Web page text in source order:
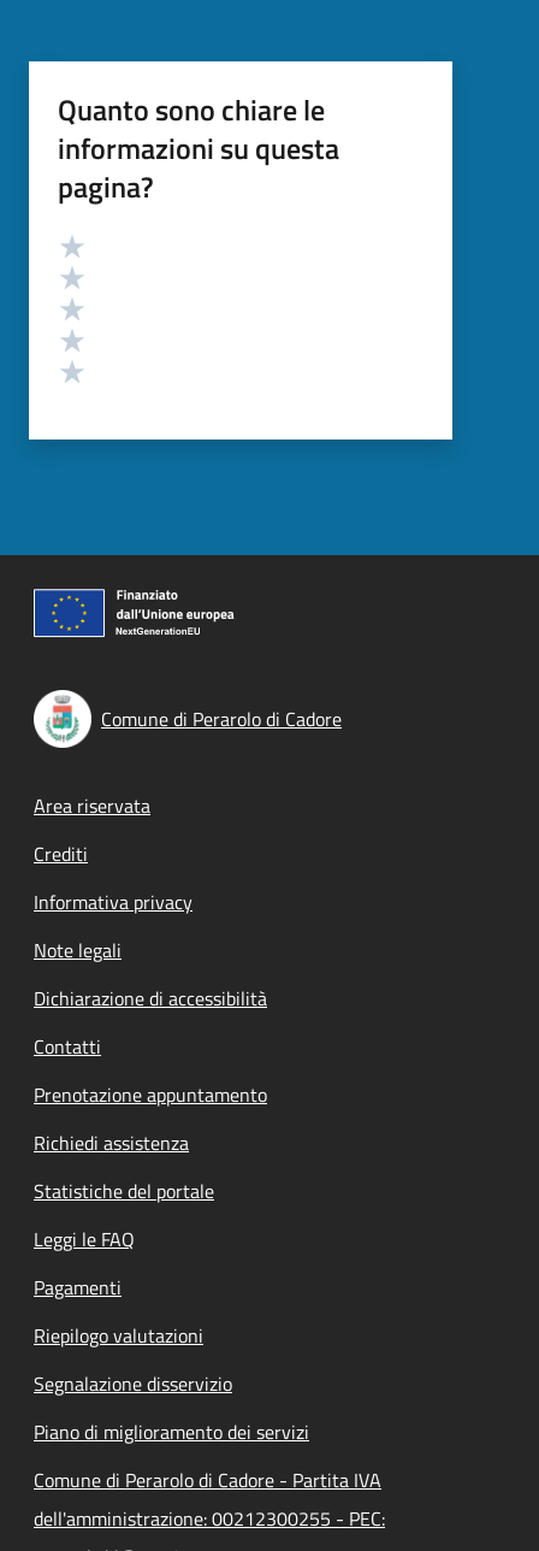
Quanto sono chiare le
informazioni su questa
pagina?
Valutazione
Comune di Perarolo di Cadore
Footer menu
Area riservata
Crediti
Informativa privacy
Note legali
Dichiarazione di accessibilità
Contatti
Prenotazione appuntamento
Richiedi assistenza
Statistiche del portale
Leggi le FAQ
Pagamenti
Riepilogo valutazioni
Segnalazione disservizio
Piano di miglioramento dei servizi
Comune di Perarolo di Cadore - Partita IVA
dell'amministrazione: 00212300255 - PEC: